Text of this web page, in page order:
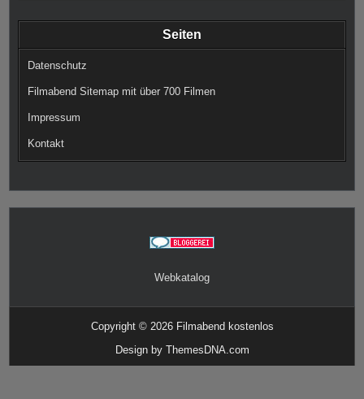
Seiten
Datenschutz
Filmabend Sitemap mit über 700 Filmen
Impressum
Kontakt
Webkatalog
Copyright © 2026 Filmabend kostenlos
Design by ThemesDNA.com